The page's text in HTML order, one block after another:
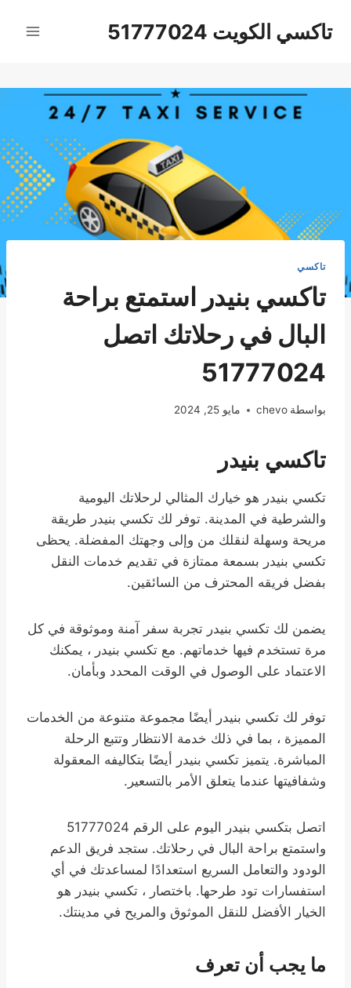
تاكسي الكويت 51777024
تاكسي
تاكسي بنيدر استمتع براحة
البال في رحلاتك اتصل
51777024
بواسطة chevo مايو 25, 2024
تاكسي بنيدر
تكسي بنيدر هو خيارك المثالي لرحلاتك اليومية
والشرطية في المدينة. توفر لك تكسي بنيدر طريقة
مريحة وسهلة لنقلك من وإلى وجهتك المفضلة. يحظى
تكسي بنيدر بسمعة ممتازة في تقديم خدمات النقل
بفضل فريقه المحترف من السائقين.
يضمن لك تكسي بنيدر تجربة سفر آمنة وموثوقة في كل
مرة تستخدم فيها خدماتهم. مع تكسي بنيدر ، يمكنك
الاعتماد على الوصول في الوقت المحدد وبأمان.
توفر لك تكسي بنيدر أيضًا مجموعة متنوعة من الخدمات
المميزة ، بما في ذلك خدمة الانتظار وتتبع الرحلة
المباشرة. يتميز تكسي بنيدر أيضًا بتكاليفه المعقولة
وشفافيتها عندما يتعلق الأمر بالتسعير.
اتصل بتكسي بنيدر اليوم على الرقم 51777024
واستمتع براحة البال في رحلاتك. ستجد فريق الدعم
الودود والتعامل السريع استعدادًا لمساعدتك في أي
استفسارات تود طرحها. باختصار ، تكسي بنيدر هو
الخيار الأفضل للنقل الموثوق والمريح في مدينتك.
ما يجب أن تعرف